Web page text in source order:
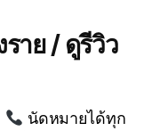
าย / ดูรีวิว
นัดหมายได้ทุก